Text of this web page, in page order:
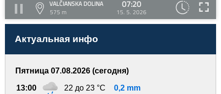
VALČIANSKA DOLINA
575 m
07:20
15. 5. 2026
Актуальная инфо
Пятница 07.08.2026 (сегодня)
13:00 22 до 23 °C 0,2 mm